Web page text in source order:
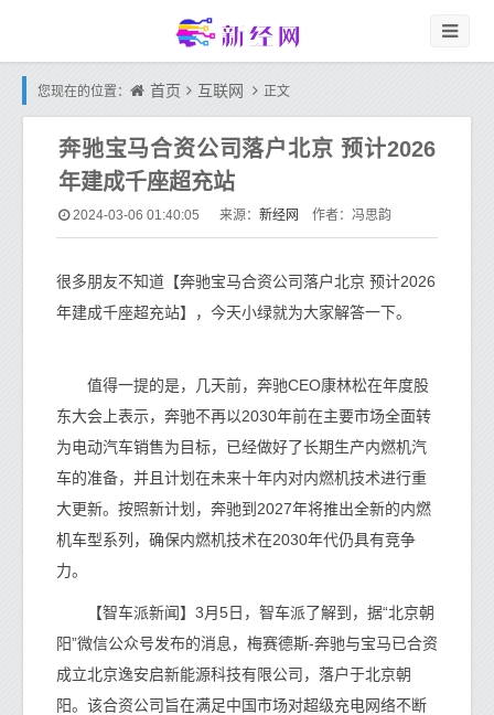
您现在的位置： 首页 互联网 正文
奔驰宝马合资公司落户北京 预计2026
年建成千座超充站
2024-03-06 01:40:05 来源： 新经网 作者：冯思韵
很多朋友不知道【奔驰宝马合资公司落户北京 预计2026
年建成千座超充站】，今天小绿就为大家解答一下。
值得一提的是，几天前，奔驰CEO康林松在年度股
东大会上表示，奔驰不再以2030年前在主要市场全面转
为电动汽车销售为目标，已经做好了长期生产内燃机汽
车的准备，并且计划在未来十年内对内燃机技术进行重
大更新。按照新计划，奔驰到2027年将推出全新的内燃
机车型系列，确保内燃机技术在2030年代仍具有竞争
力。
【智车派新闻】3月5日，智车派了解到，据“北京朝
阳”微信公众号发布的消息，梅赛德斯-奔驰与宝马已合资
成立北京逸安启新能源科技有限公司，落户于北京朝
阳。该合资公司旨在满足中国市场对超级充电网络不断